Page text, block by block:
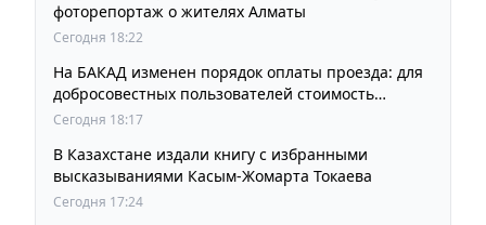
фоторепортаж о жителях Алматы
Сегодня 18:22
На БАКАД изменен порядок оплаты проезда: для
добросовестных пользователей стоимость
остается прежней
Сегодня 18:17
В Казахстане издали книгу с избранными
высказываниями Касым-Жомарта Токаева
Сегодня 17:24